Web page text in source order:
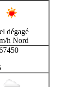
dégagé
h Nord